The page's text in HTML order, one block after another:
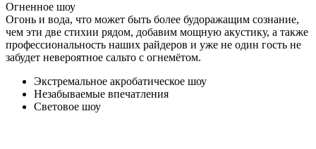
Огненное шоу
Огонь и вода, что может быть более будоражащим сознание,
чем эти две стихии рядом, добавим мощную акустику, а также
профессиональность наших райдеров и уже не один гость не
забудет невероятное сальто с огнемётом.
Экстремальное акробатическое шоу
Незабываемые впечатления
Световое шоу